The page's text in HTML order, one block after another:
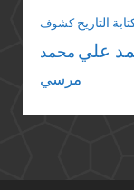
التاريخ كشوف
علي محمد
مرسي